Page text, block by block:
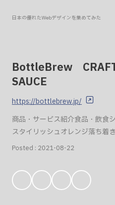
日本の優れたWebデザインを集めてみた
BottleBrew CRAFT
SAUCE
https://bottlebrew.jp/
商品・サービス紹介食品・飲食
スタイリッシュオレンジ落ち着
Posted : 2021-08-22
気
入